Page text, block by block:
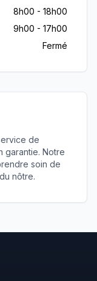
8h00 - 18h00
9h00 - 17h00
Fermé
de
garantie. Notre
soin de
nôtre.